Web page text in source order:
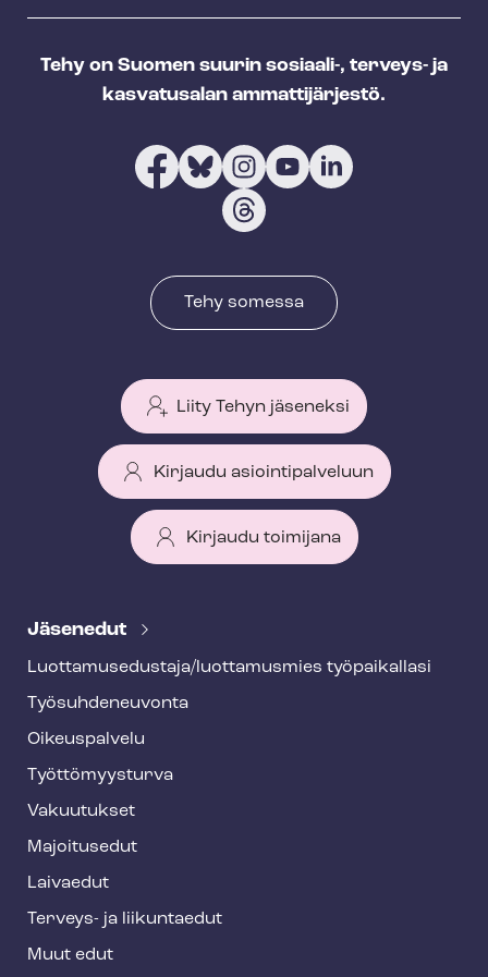
Tehy on Suomen suurin sosiaali-, terveys- ja
kasvatusalan ammattijärjestö.
Tehy somessa
Liity Tehyn jäseneksi
Kirjaudu asiointipalveluun
Kirjaudu toimijana
e
f
o
o
t
e
Jäsenedut
Luot­ta­muse­dus­ta­ja/luottamusmies työpaikallasi
Työ­suh­de­neu­von­ta
Oikeuspalvelu
Työt­tö­myys­tur­va
Vakuutukset
Majoitusedut
Laivaedut
Terveys- ja liikuntaedut
Muut edut